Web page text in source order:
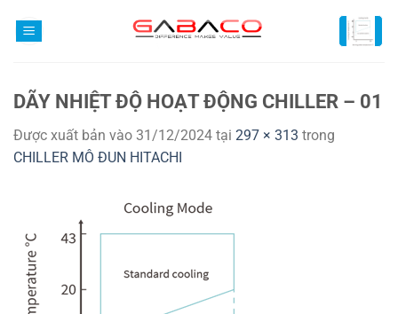
DÃY NHIỆT ĐỘ HOẠT ĐỘNG CHILLER – 01
Được xuất bản vào 31/12/2024 tại 297 × 313 trong
CHILLER MÔ ĐUN HITACHI